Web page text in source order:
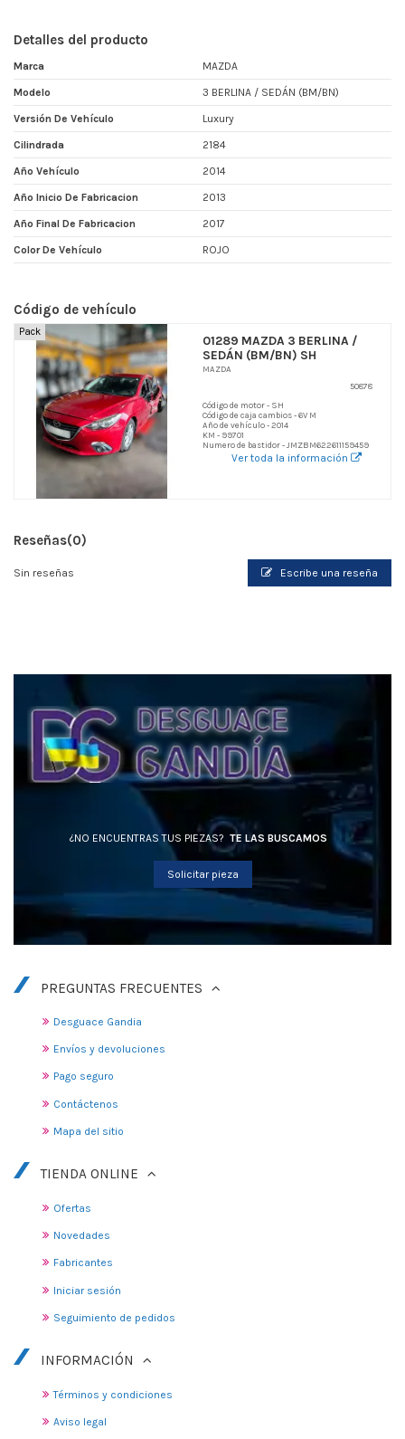
Detalles del producto
Marca MAZDA
Modelo 3 BERLINA / SEDÁN (BM/BN)
Versión De Vehículo Luxury
Cilindrada 2184
Año Vehículo 2014
Año Inicio De Fabricacion 2013
Año Final De Fabricacion 2017
Color De Vehículo ROJO
Código de vehículo
Pack
01289 MAZDA 3 BERLINA /
SEDÁN (BM/BN) SH
MAZDA
50878
Código de motor - SH
Código de caja cambios - 6V M
Año de vehículo - 2014
KM - 99701
Numero de bastidor - JMZBM622611159459
Ver toda la información
Reseñas(0)
Sin reseñas Escribe una reseña
¿NO ENCUENTRAS TUS PIEZAS? TE LAS BUSCAMOS
Solicitar pieza
PREGUNTAS FRECUENTES
Desguace Gandia
Envíos y devoluciones
Pago seguro
Contáctenos
Mapa del sitio
TIENDA ONLINE
Ofertas
Novedades
Fabricantes
Iniciar sesión
Seguimiento de pedidos
INFORMACIÓN
Términos y condiciones
Aviso legal